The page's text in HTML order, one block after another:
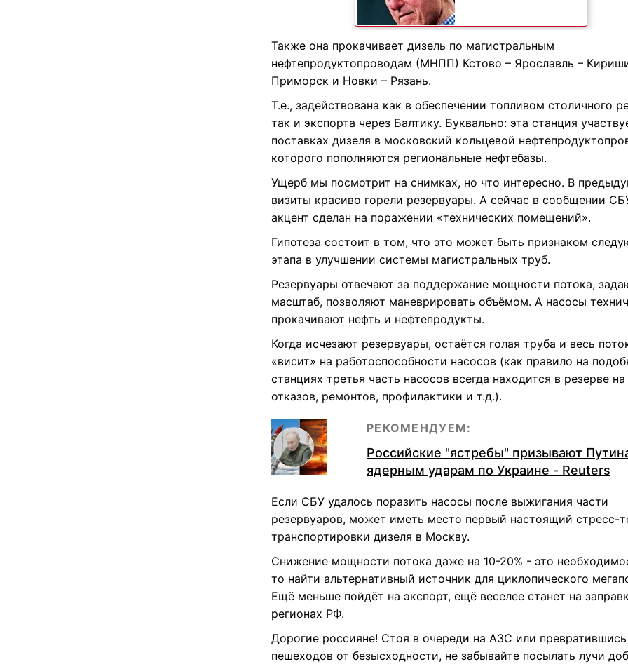
Также она прокачивает дизель по магистральным
нефтепродуктопроводам (МНПП) Кстово – Ярославль –
Приморск и Новки – Рязань.
Т.е., задействована как в обеспечении топливом столичного
так и экспорта через Балтику. Буквально: эта станция
поставках дизеля в московский кольцевой
которого пополняются региональные нефтебазы.
Ущерб мы посмотрит на снимках, но что интересно. В
визиты красиво горели резервуары. А сейчас в сообщении
акцент сделан на поражении «технических помещений».
Гипотеза состоит в том, что это может быть признаком
этапа в улучшении системы магистральных труб.
Резервуары отвечают за поддержание мощности потока,
масштаб, позволяют маневрировать объёмом. А насосы
прокачивают нефть и нефтепродукты.
Когда исчезают резервуары, остаётся голая труба и весь
«висит» на работоспособности насосов (как правило на
станциях третья часть насосов всегда находится в резерве на
отказов, ремонтов, профилактики и т.д.).
РЕКОМЕНДУЕМ:
Российские "ястребы" призывают
ядерным ударам по Украине - Reuters
Если СБУ удалось поразить насосы после выжигания части
резервуаров, может иметь место первый настоящий стресс-
транспортировки дизеля в Москву.
Снижение мощности потока даже на 10-20% - это
то найти альтернативный источник для циклопического
Ещё меньше пойдёт на экспорт, ещё веселее станет на
регионах РФ.
Дорогие россияне! Стоя в очереди на АЗС или
пешеходов от безысходности, не забывайте посылать лучи